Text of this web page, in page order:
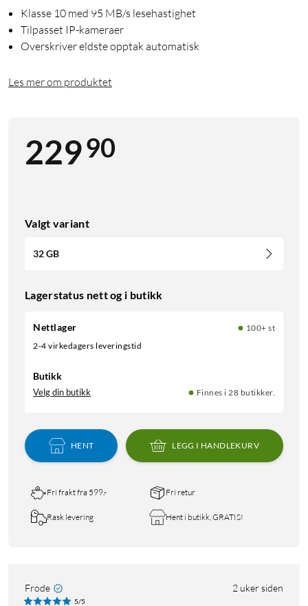
Klasse 10 med 95 MB/s lesehastighet
Tilpasset IP-kameraer
Overskriver eldste opptak automatisk
Les mer om produktet
22990
Valgt variant
32 GB
Lagerstatus nett og i butikk
Nettlager
100+ st
2-4 virkedagers leveringstid
Butikk
Velg din butikk Finnes i 28 butikker.
HENT LEGG I HANDLEKURV
Fri frakt fra 599,- Fri retur
Rask levering Hent i butikk, GRATIS!
Frode 2 uker siden
5/5